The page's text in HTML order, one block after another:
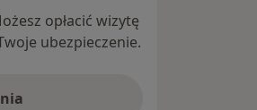
opłacić wizytę
ubezpieczenie.